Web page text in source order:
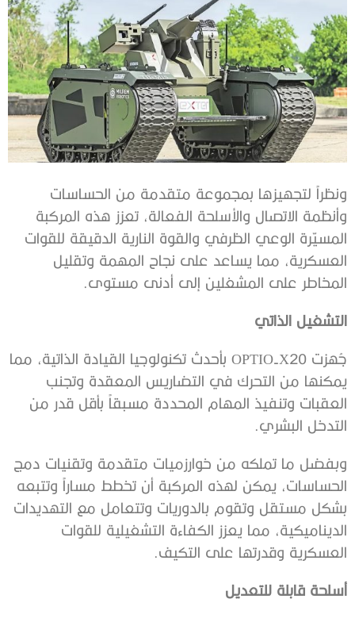
ونظراً لتجهيزها بمجموعة متقدمة من الحساسات
وأنظمة الاتصال والأسلحة الفعالة، تعزز هذه المركبة
المسيّرة الوعي الظرفي والقوة النارية الدقيقة للقوات
العسكرية، مما يساعد على نجاح المهمة وتقليل
المخاطر على المشغلين إلى أدنى مستوى.
التشغيل الذاتي
جُهزت OPTIO-X20 بأحدث تكنولوجيا القيادة الذاتية، مما
يمكنها من التحرك في التضاريس المعقدة وتجنب
العقبات وتنفيذ المهام المحددة مسبقاً بأقل قدر من
التدخل البشري.
وبفضل ما تملكه من خوارزميات متقدمة وتقنيات دمج
الحساسات، يمكن لهذه المركبة أن تخطط مساراً وتتبعه
بشكل مستقل وتقوم بالدوريات وتتعامل مع التهديدات
الديناميكية، مما يعزز الكفاءة التشغيلية للقوات
العسكرية وقدرتها على التكيف.
أسلحة قابلة للتعديل